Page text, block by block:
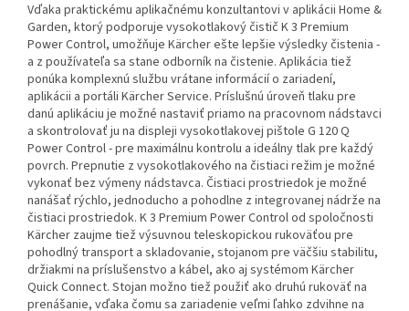
Vďaka praktickému aplikačnému konzultantovi v aplikácii Home &
Garden, ktorý podporuje vysokotlakový čistič K 3 Premium
Power Control, umožňuje Kärcher ešte lepšie výsledky čistenia -
a z používateľa sa stane odborník na čistenie. Aplikácia tiež
ponúka komplexnú službu vrátane informácií o zariadení,
aplikácii a portáli Kärcher Service. Príslušnú úroveň tlaku pre
danú aplikáciu je možné nastaviť priamo na pracovnom nádstavci
a skontrolovať ju na displeji vysokotlakovej pištole G 120 Q
Power Control - pre maximálnu kontrolu a ideálny tlak pre každý
povrch. Prepnutie z vysokotlakového na čistiaci režim je možné
vykonať bez výmeny nádstavca. Čistiaci prostriedok je možné
nanášať rýchlo, jednoducho a pohodlne z integrovanej nádrže na
čistiaci prostriedok. K 3 Premium Power Control od spoločnosti
Kärcher zaujme tiež výsuvnou teleskopickou rukoväťou pre
pohodlný transport a skladovanie, stojanom pre väčšiu stabilitu,
držiakmi na príslušenstvo a kábel, ako aj systémom Kärcher
Quick Connect. Stojan možno tiež použiť ako druhú rukoväť na
prenášanie, vďaka čomu sa zariadenie veľmi ľahko zdvihne na